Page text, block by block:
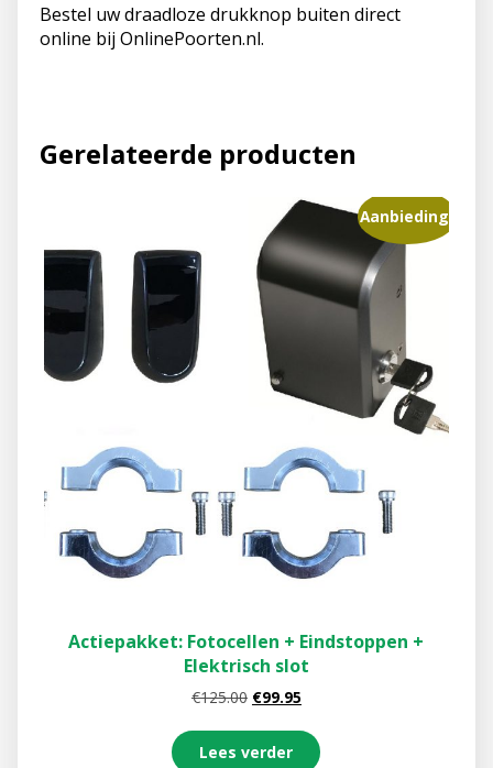
Bestel uw draadloze drukknop buiten direct
online bij OnlinePoorten.nl.
Gerelateerde producten
Aanbieding!
Actiepakket: Fotocellen + Eindstoppen +
Elektrisch slot
€125.00 €99.95
Lees verder